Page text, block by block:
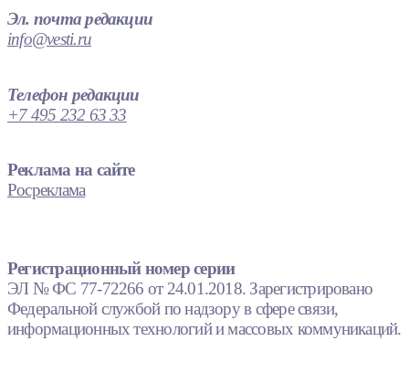
Эл. почта редакции
info@vesti.ru
Телефон редакции
+7 495 232 63 33
Реклама на сайте
Росреклама
Регистрационный номер серии
ЭЛ № ФС 77-72266 от 24.01.2018. Зарегистрировано
Федеральной службой по надзору в сфере связи,
информационных технологий и массовых коммуникаций.